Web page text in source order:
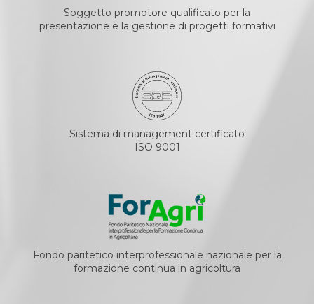
Soggetto promotore qualificato per la
presentazione e la gestione di progetti formativi
Sistema di management certificato
ISO 9001
Fondo paritetico interprofessionale nazionale per la
formazione continua in agricoltura